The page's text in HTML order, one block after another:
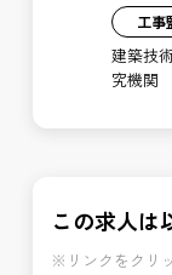
工事
建築技
究機関
この求人は
※リンクをクリ